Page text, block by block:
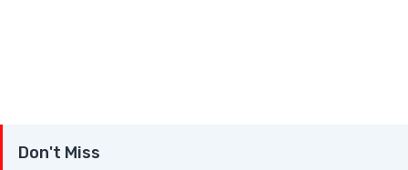
Don't Miss